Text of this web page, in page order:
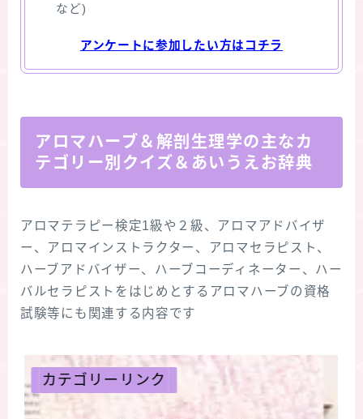
など)
アンケートに参加したい方はコチラ
アロマハーブ＆解剖生理学の主なカ
テゴリー別クイズ＆あいうえお辞典
アロマテラピー検定1級や２級、アロマアドバイザ
ー、アロマインストラクター、アロマセラピスト、
ハーブアドバイザー、ハーブコーディネーター、ハー
バルセラピストをはじめとするアロマハーブの資格
試験等にも関連する内容です
ンク カテゴリーリン